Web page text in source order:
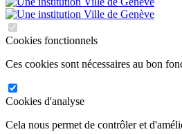
Cookies fonctionnels
Ces cookies sont nécessaires au bon
Cookies d'analyse
Cela nous permet de contrôler et